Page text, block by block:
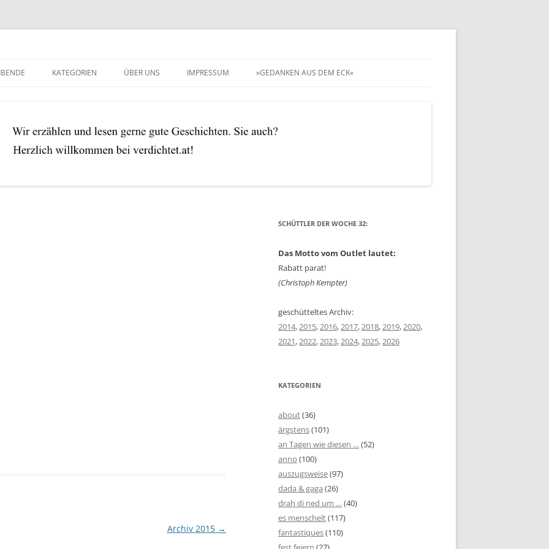
KATEGORIEN
ABOUT
ÜBER UNS IMPRESSUM »GEDANKEN AUS DEM ECK«
Archiv 2015 →
SCHÜTTLER DER WOCHE 32:
Das Motto vom Outlet lautet:
Rabatt parat!
(Christoph Kempter)
geschütteltes Archiv:
2014,2015,2016,2017,2018,2019,2020,
2021,2022,2023,2024,2025,2026
KATEGORIEN
about(36)
ärgstens(101)
an Tagen wie diesen … (52)
anno (100)
auszugsweise(97)
dada & gaga (26)
drah di ned um … (40)
es menschelt(117)
fantastiques(110)